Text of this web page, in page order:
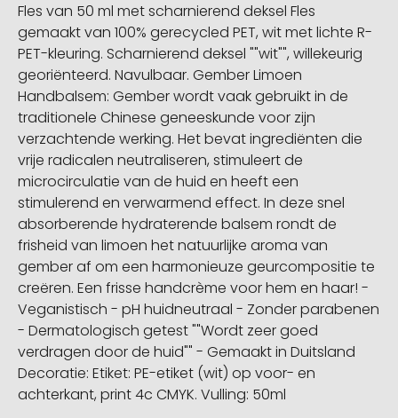
Fles van 50 ml met scharnierend deksel Fles
gemaakt van 100% gerecycled PET, wit met lichte R-
PET-kleuring. Scharnierend deksel ""wit"", willekeurig
georiënteerd. Navulbaar. Gember Limoen
Handbalsem: Gember wordt vaak gebruikt in de
traditionele Chinese geneeskunde voor zijn
verzachtende werking. Het bevat ingrediënten die
vrije radicalen neutraliseren, stimuleert de
microcirculatie van de huid en heeft een
stimulerend en verwarmend effect. In deze snel
absorberende hydraterende balsem rondt de
frisheid van limoen het natuurlijke aroma van
gember af om een harmonieuze geurcompositie te
creëren. Een frisse handcrème voor hem en haar! -
Veganistisch - pH huidneutraal - Zonder parabenen
- Dermatologisch getest ""Wordt zeer goed
verdragen door de huid"" - Gemaakt in Duitsland
Decoratie: Etiket: PE-etiket (wit) op voor- en
achterkant, print 4c CMYK. Vulling: 50ml